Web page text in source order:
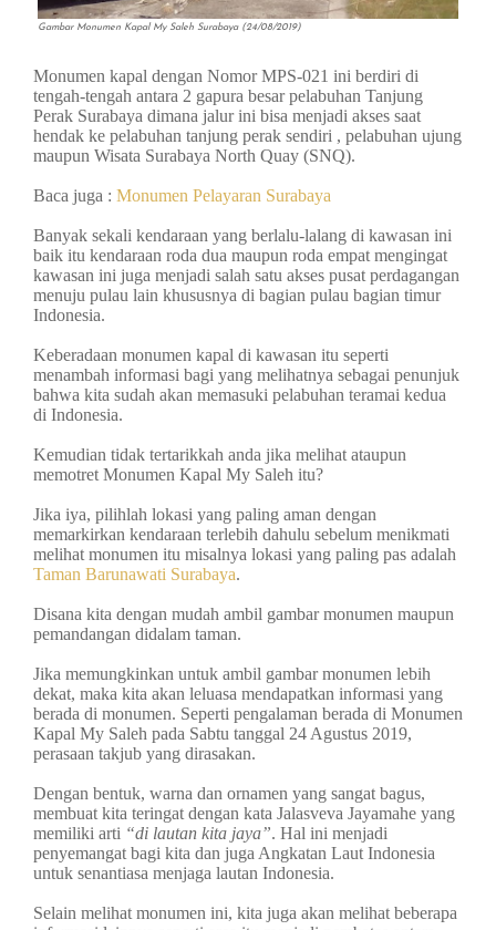
Gambar Monumen Kapal My Saleh Surabaya (24/08/2019)
Monumen kapal dengan Nomor MPS-021 ini berdiri di
tengah-tengah antara 2 gapura besar pelabuhan Tanjung
Perak Surabaya dimana jalur ini bisa menjadi akses saat
hendak ke pelabuhan tanjung perak sendiri , pelabuhan ujung
maupun Wisata Surabaya North Quay (SNQ).
Baca juga : Monumen Pelayaran Surabaya
Banyak sekali kendaraan yang berlalu-lalang di kawasan ini
baik itu kendaraan roda dua maupun roda empat mengingat
kawasan ini juga menjadi salah satu akses pusat perdagangan
menuju pulau lain khususnya di bagian pulau bagian timur
Indonesia.
Keberadaan monumen kapal di kawasan itu seperti
menambah informasi bagi yang melihatnya sebagai penunjuk
bahwa kita sudah akan memasuki pelabuhan teramai kedua
di Indonesia.
Kemudian tidak tertarikkah anda jika melihat ataupun
memotret Monumen Kapal My Saleh itu?
Jika iya, pilihlah lokasi yang paling aman dengan
memarkirkan kendaraan terlebih dahulu sebelum menikmati
melihat monumen itu misalnya lokasi yang paling pas adalah
Taman Barunawati Surabaya.
Disana kita dengan mudah ambil gambar monumen maupun
pemandangan didalam taman.
Jika memungkinkan untuk ambil gambar monumen lebih
dekat, maka kita akan leluasa mendapatkan informasi yang
berada di monumen. Seperti pengalaman berada di Monumen
Kapal My Saleh pada Sabtu tanggal 24 Agustus 2019,
perasaan takjub yang dirasakan.
Dengan bentuk, warna dan ornamen yang sangat bagus,
membuat kita teringat dengan kata Jalasveva Jayamahe yang
memiliki arti “di lautan kita jaya”. Hal ini menjadi
penyemangat bagi kita dan juga Angkatan Laut Indonesia
untuk senantiasa menjaga lautan Indonesia.
Selain melihat monumen ini, kita juga akan melihat beberapa